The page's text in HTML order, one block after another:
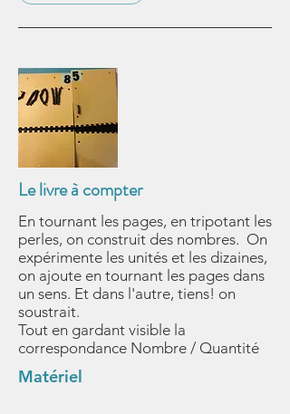
Le livre à compter
En tournant les pages, en tripotant les
perles, on construit des nombres. On
expérimente les unités et les dizaines,
on ajoute en tournant les pages dans
un sens. Et dans l'autre, tiens! on
soustrait.
Tout en gardant visible la
correspondance Nombre / Quantité
Matériel